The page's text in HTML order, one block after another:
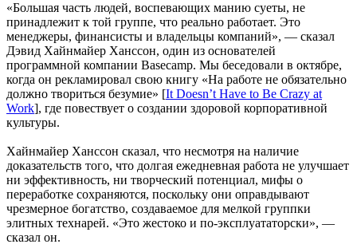
«Большая часть людей, воспевающих манию суеты, не
принадлежит к той группе, что реально работает. Это
менеджеры, финансисты и владельцы компаний», — сказал
Дэвид Хайнмайер Ханссон, один из основателей
программной компании Basecamp. Мы беседовали в октябре,
когда он рекламировал свою книгу «На работе не обязательно
должно твориться безумие» [It Doesn’t Have to Be Crazy at
Work], где повествует о создании здоровой корпоративной
культуры.
Хайнмайер Ханссон сказал, что несмотря на наличие
доказательств того, что долгая ежедневная работа не улучшает
ни эффективность, ни творческий потенциал, мифы о
переработке сохраняются, поскольку они оправдывают
чрезмерное богатство, создаваемое для мелкой группки
элитных технарей. «Это жестоко и по-эксплуататорски», —
сказал он.